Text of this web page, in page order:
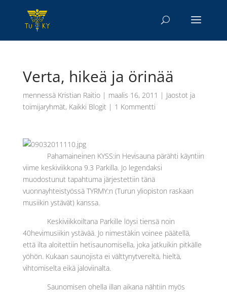
Verta, hikeä ja örinää
mennessä Kristian Raitio| maalis 16, 2011 | Jaostot ja
toimijaryhmät, Kaikki Blogit| 1 Kommentti
Pahamaineinen KYSS:in Hevisauna pärähti käyntiin
viime keskiviikkona 9.3 Parkilla. Jo legendaksi
muodostunut tapahtuma järjestettiin tänä
vuonnayhteistyössä TYRMY:n (Turun yliopiston raskaan
musiikin ystävät) kanssa.
Keskiviikkoiltana Parkille löysi tiensä noin
40hevimusiikin ystävää. Jo nimestäkin voinee päätellä,
että ilta aloitettiin hetisaunomisella, joka jatkuikin pitkälle
yöhön. Kukaan saunojista ei välttynytvereltä, hieltä,
vihtomiselta eikä jaloviinalta.
Saunomisen ohella illan aikana nähtiin myös